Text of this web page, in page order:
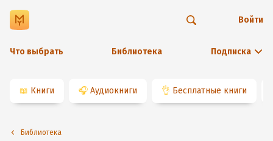
Что выбрать Библиотека Подписка
Войти
📖 Книги 🎧 Аудиокниги 👌 Бесплатные книги
Библиотека